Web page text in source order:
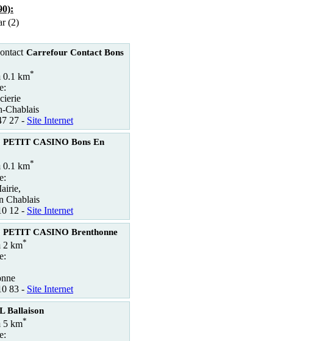
(2)
Carrefour Contact Bons
0.1 km*
Chablais
27 - Site Internet
PETIT CASINO Bons En
0.1 km*
Chablais
12 - Site Internet
PETIT CASINO Brenthonne
2 km*
83 - Site Internet
Ballaison
5 km*